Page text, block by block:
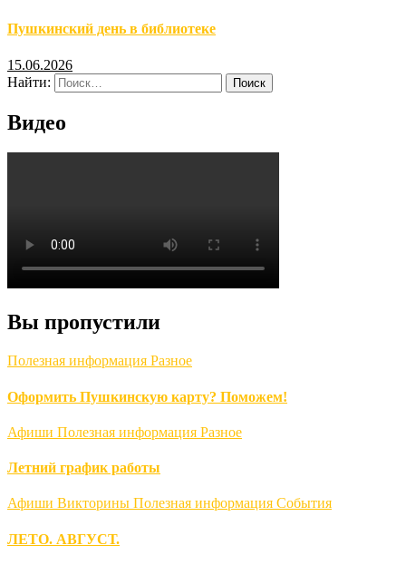
Пушкинский день в библиотеке
15.06.2026
Найти:
Видео
Вы пропустили
Полезная информация Разное
Оформить Пушкинскую карту? Поможем!
Афиши Полезная информация Разное
Летний график работы
Афиши Викторины Полезная информация События
ЛЕТО. АВГУСТ.